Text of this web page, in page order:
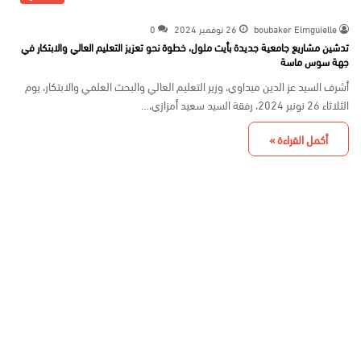
boubaker Elmguielle 26 نوفمبر 2024 0
تدشين مشاريع جامعية جديدة بأيت ملول، خطوة نحو تعزيز التعليم العالي والابتكار في
جهة سوس ماسة
أشرف السيد عز الدين ميداوي، وزير التعليم العالي والبحث العلمي والابتكار، يوم
الثلاثاء 26 نونبر 2024، رفقة السيد سعيد أمزازي،…
أكمل القراءة »